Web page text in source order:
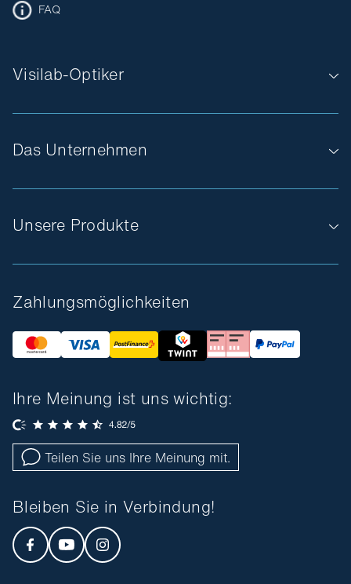
Das Unternehmen
Unsere Produkte
Visilab-Optiker
FAQ
Zahlungsmöglichkeiten
Ihre Meinung ist uns wichtig:
Teilen Sie uns Ihre Meinung mit.
Bleiben Sie in Verbindung!